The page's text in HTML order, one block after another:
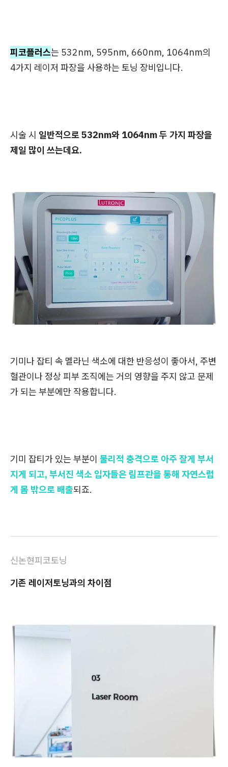
피코플러스는 532nm, 595nm, 660nm, 1064nm의
4가지 레이저 파장을 사용하는 토닝 장비입니다.
시술 시 일반적으로 532nm와 1064nm 두 가지 파장을
제일 많이 쓰는데요.
기미나 잡티 속 멜라닌 색소에 대한 반응성이 좋아서, 주변
혈관이나 정상 피부 조직에는 거의 영향을 주지 않고 문제
가 되는 부분에만 작용합니다.
기미 잡티가 있는 부분이 물리적 충격으로 아주 잘게 부서
지게 되고, 부서진 색소 입자들은 림프관을 통해 자연스럽
게 몸 밖으로 배출되죠.
신논현피코토닝
기존 레이저토닝과의 차이점